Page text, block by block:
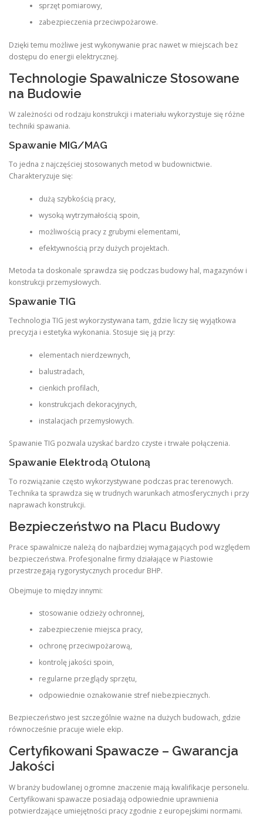
sprzęt pomiarowy,
zabezpieczenia przeciwpożarowe.
Dzięki temu możliwe jest wykonywanie prac nawet w miejscach bez
dostępu do energii elektrycznej.
Technologie Spawalnicze Stosowane
na Budowie
W zależności od rodzaju konstrukcji i materiału wykorzystuje się różne
techniki spawania.
Spawanie MIG/MAG
To jedna z najczęściej stosowanych metod w budownictwie.
Charakteryzuje się:
dużą szybkością pracy,
wysoką wytrzymałością spoin,
możliwością pracy z grubymi elementami,
efektywnością przy dużych projektach.
Metoda ta doskonale sprawdza się podczas budowy hal, magazynów i
konstrukcji przemysłowych.
Spawanie TIG
Technologia TIG jest wykorzystywana tam, gdzie liczy się wyjątkowa
precyzja i estetyka wykonania. Stosuje się ją przy:
elementach nierdzewnych,
balustradach,
cienkich profilach,
konstrukcjach dekoracyjnych,
instalacjach przemysłowych.
Spawanie TIG pozwala uzyskać bardzo czyste i trwałe połączenia.
Spawanie Elektrodą Otuloną
To rozwiązanie często wykorzystywane podczas prac terenowych.
Technika ta sprawdza się w trudnych warunkach atmosferycznych i przy
naprawach konstrukcji.
Bezpieczeństwo na Placu Budowy
Prace spawalnicze należą do najbardziej wymagających pod względem
bezpieczeństwa. Profesjonalne firmy działające w Piastowie
przestrzegają rygorystycznych procedur BHP.
Obejmuje to między innymi:
stosowanie odzieży ochronnej,
zabezpieczenie miejsca pracy,
ochronę przeciwpożarową,
kontrolę jakości spoin,
regularne przeglądy sprzętu,
odpowiednie oznakowanie stref niebezpiecznych.
Bezpieczeństwo jest szczególnie ważne na dużych budowach, gdzie
równocześnie pracuje wiele ekip.
Certyfikowani Spawacze – Gwarancja
Jakości
W branży budowlanej ogromne znaczenie mają kwalifikacje personelu.
Certyfikowani spawacze posiadają odpowiednie uprawnienia
potwierdzające umiejętności pracy zgodnie z europejskimi normami.